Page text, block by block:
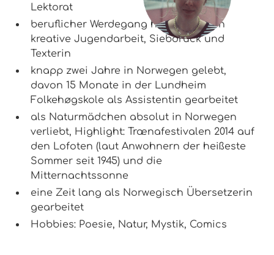
Lektorat
beruflicher Werdegang hauptsächlich
kreative Jugendarbeit, Siebdruck und
Texterin
knapp zwei Jahre in Norwegen gelebt,
davon 15 Monate in der Lundheim
Folkehøgskole als Assistentin gearbeitet
als Naturmädchen absolut in Norwegen
verliebt, Highlight: Trænafestivalen 2014 auf
den Lofoten (laut Anwohnern der heißeste
Sommer seit 1945) und die
Mitternachtssonne
eine Zeit lang als Norwegisch Übersetzerin
gearbeitet
Hobbies: Poesie, Natur, Mystik, Comics